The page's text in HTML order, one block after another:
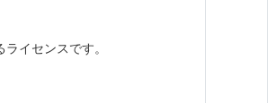
イセンスです。